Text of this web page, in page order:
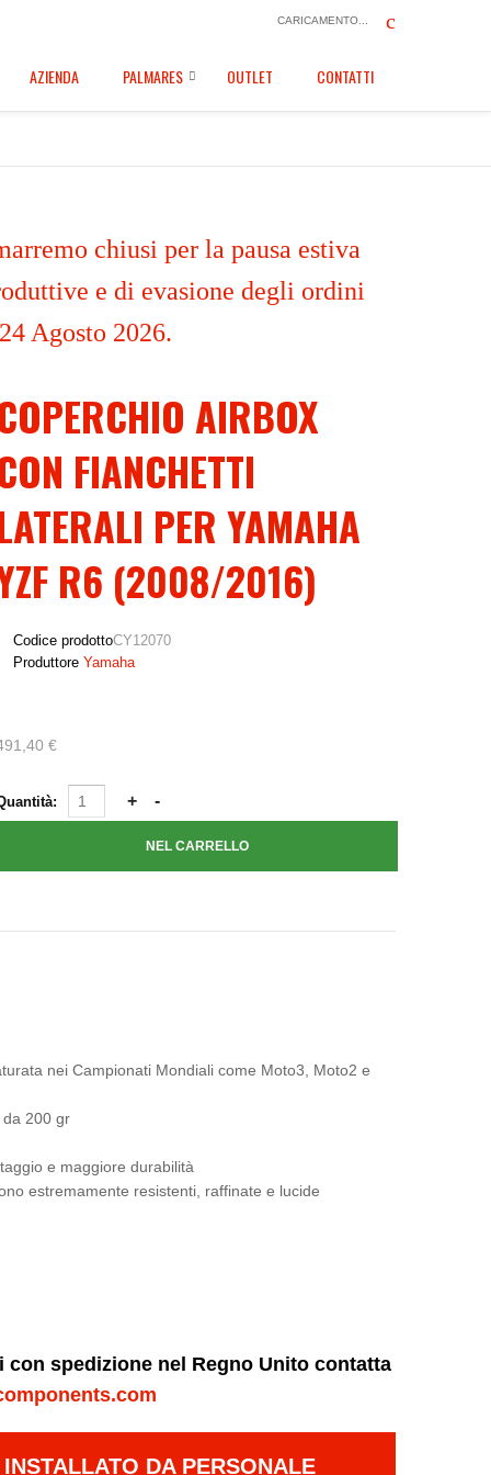
CARICAMENTO...
AZIENDA PALMARES OUTLET CONTATTI
chiusi per la pausa estiva
e di evasione degli ordini
Agosto 2026.
AIRBOX
FIANCHETTI
PER YAMAHA
R6 (2008/2016)
Codice prodottoCY12070
Produttore Yamaha
€
nei Campionati Mondiali come Moto3, Moto2 e
200 gr
e maggiore durabilità
estremamente resistenti, raffinate e lucide
spedizione nel Regno Unito contatta
DA PERSONALE